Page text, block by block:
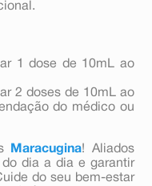
1 dose de 10mL ao
2 doses de 10mL ao
do médico ou
Maracugina! Aliados
dia a dia e garantir
do seu bem-estar